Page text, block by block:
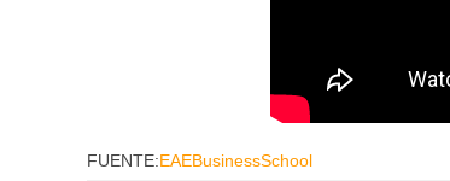
FUENTE:EAEBusinessSchool